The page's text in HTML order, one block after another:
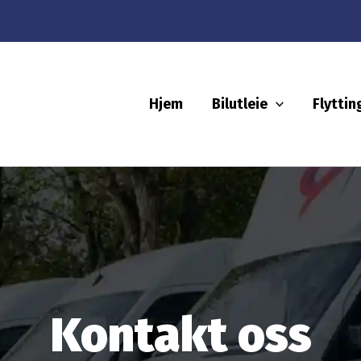
Hjem Bilutleie
Kontakt oss